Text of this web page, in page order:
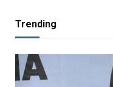
Trending